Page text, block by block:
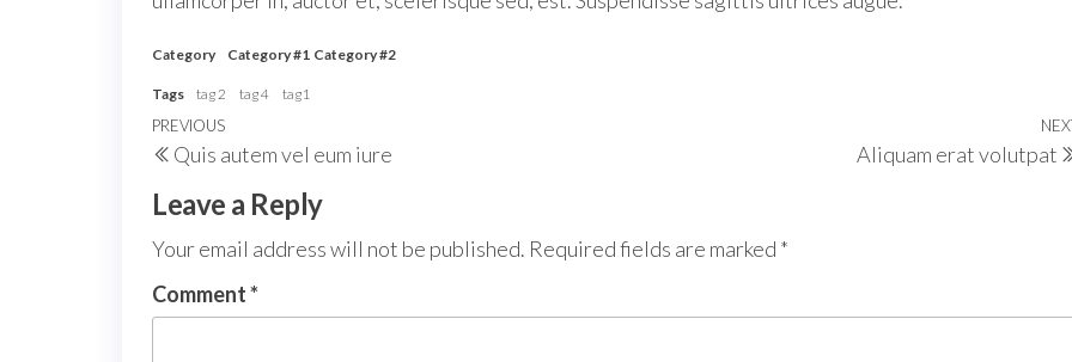
Category Category #1 Category #2
Tags tag 2 tag 4 tag1
Post
navigation
Previous
Post
PREVIOUS
Quis autem vel eum iure Aliquam erat volutpat
Leave a Reply
Your email address will not be published. Required fields are marked *
Comment*